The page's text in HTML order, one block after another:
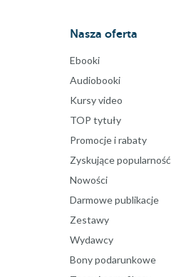
Nasza oferta
Ebooki
Audiobooki
Kursy video
TOP tytuły
Promocje i rabaty
Zyskujące popularność
Nowości
Darmowe publikacje
Zestawy
Wydawcy
Bony podarunkowe